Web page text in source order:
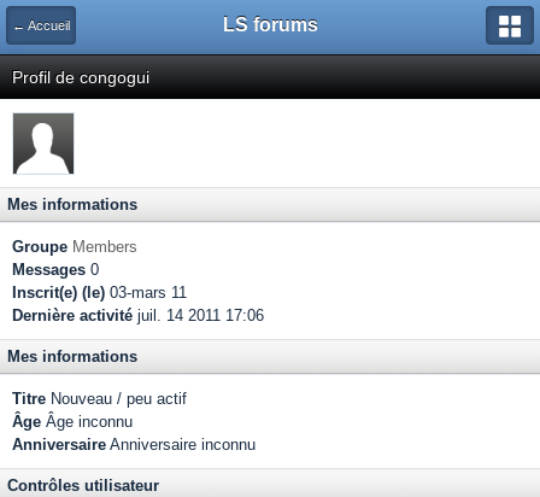
← Accueil LS forums
Profil de congogui
Mes informations
Groupe Members
Messages 0
Inscrit(e) (le) 03-mars 11
Dernière activité juil. 14 2011 17:06
Mes informations
Titre Nouveau / peu actif
Âge Âge inconnu
Anniversaire Anniversaire inconnu
Contrôles utilisateur